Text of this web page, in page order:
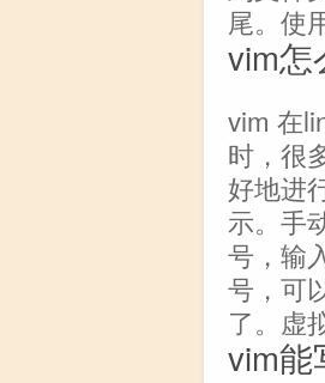
尾。使
vim怎
vim 在
时，很
好地进
示。手
号，输
号，可
了。虚
vim能